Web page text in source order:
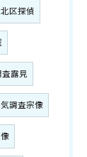
区探偵
査露見
調査宗像